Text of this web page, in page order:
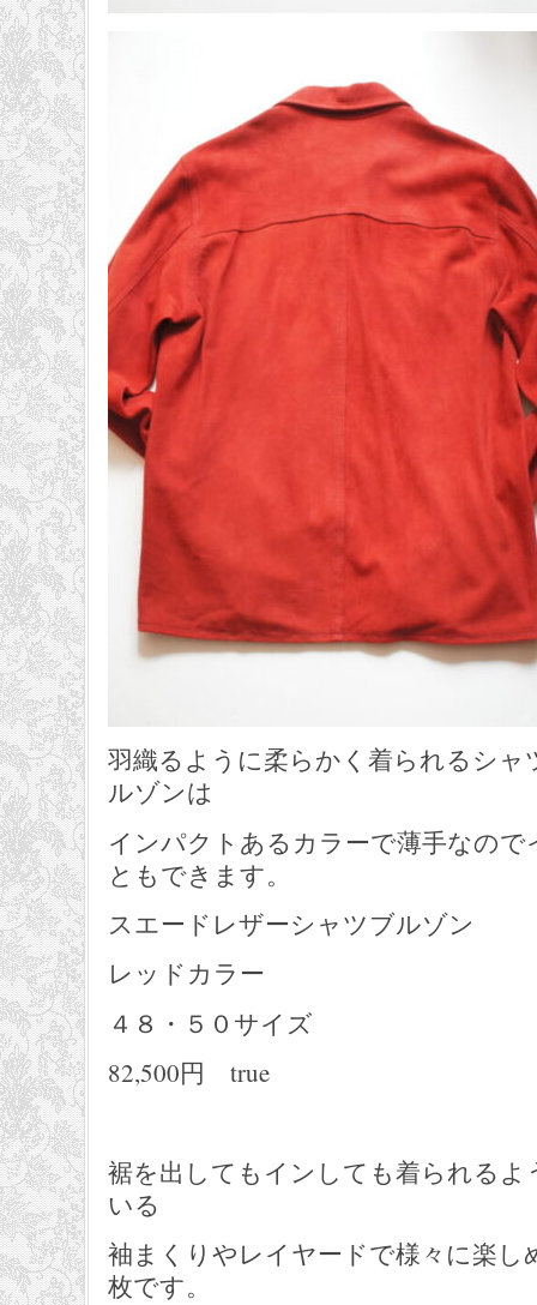
羽織るように柔らかく着られるシ
ルゾンは
インパクトあるカラーで薄手なの
ともできます。
スエードレザーシャツブルゾン
レッドカラー
４８・５０サイズ
82,500円 true
裾を出してもインしても着られる
いる
袖まくりやレイヤードで様々に楽し
枚です。